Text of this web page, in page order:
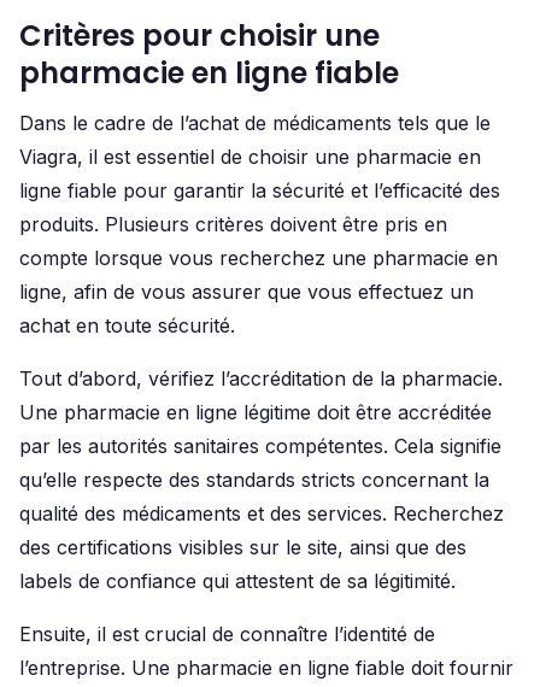
Critères pour choisir une
pharmacie en ligne fiable
Dans le cadre de l’achat de médicaments tels que le
Viagra, il est essentiel de choisir une pharmacie en
ligne fiable pour garantir la sécurité et l’efficacité des
produits. Plusieurs critères doivent être pris en
compte lorsque vous recherchez une pharmacie en
ligne, afin de vous assurer que vous effectuez un
achat en toute sécurité.
Tout d’abord, vérifiez l’accréditation de la pharmacie.
Une pharmacie en ligne légitime doit être accréditée
par les autorités sanitaires compétentes. Cela signifie
qu’elle respecte des standards stricts concernant la
qualité des médicaments et des services. Recherchez
des certifications visibles sur le site, ainsi que des
labels de confiance qui attestent de sa légitimité.
Ensuite, il est crucial de connaître l’identité de
l’entreprise. Une pharmacie en ligne fiable doit fournir